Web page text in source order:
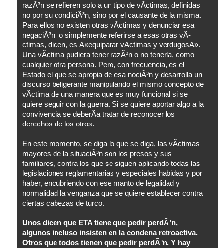
razÃ³n se refieren solo a un tipo de vÃ­ctimas, definidas
no por su condiciÃ³n, sino por el causante de la misma.
Para ellos no existen otras vÃ­ctimas y denunciar esa
negaciÃ³n, o simplemente referirse a esas otras vÃ­
ctimas, dicen, es Â«equiparar vÃ­ctimas y verdugosÂ».
Una vÃ­ctima pudiera tener razÃ³n o no tenerla, como
cualquier otra persona. Pero, con frecuencia, es el
Estado el que se apropia de esa nociÃ³n y desarrolla un
discurso beligerante manipulando el mismo concepto de
vÃ­ctima de una manera que es muy funcional si se
quiere seguir con la guerra. Si se quiere aportar algo a la
convivencia se deberÃ­a tratar de reconocer los
derechos de los otros.
En este momento, se diga lo que se diga, las vÃ­ctimas
mayores de la situaciÃ³n son los presos y sus
familiares, contra los que se siguen aplicando todas las
legislaciones reglamentarias y especiales habidas y por
haber, encubriendo con ese manto de legalidad y
normalidad la venganza que se quiere establecer contra
ciertas cabezas de turco.
Unos dicen que ETA tiene que pedir perdÃ³n,
algunos incluso insisten en la condena retroactiva.
Otros que todos tienen que pedir perdÃ³n. Y hay